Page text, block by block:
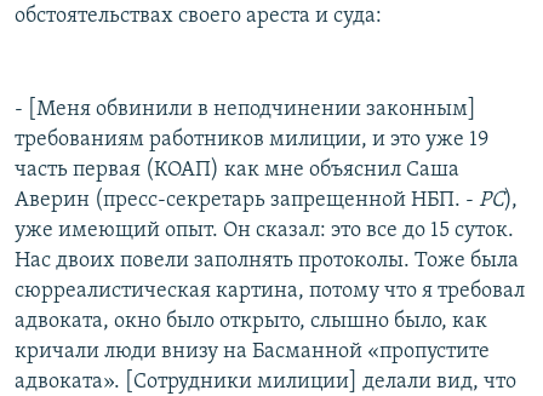
обстоятельствах своего ареста и суда:
- [Меня обвинили в неподчинении законным]
требованиям работников милиции, и это уже 19
часть первая (КОАП) как мне объяснил Саша
Аверин (пресс-секретарь запрещенной НБП. - РС),
уже имеющий опыт. Он сказал: это все до 15 суток.
Нас двоих повели заполнять протоколы. Тоже была
сюрреалистическая картина, потому что я требовал
адвоката, окно было открыто, слышно было, как
кричали люди внизу на Басманной «пропустите
адвоката». [Сотрудники милиции] делали вид, что